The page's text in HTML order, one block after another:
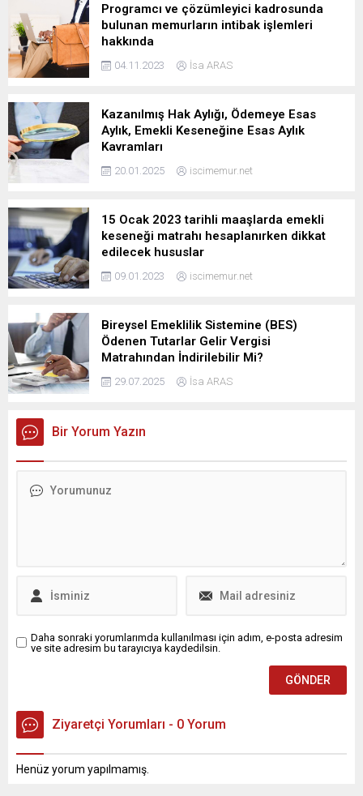
Programcı ve çözümleyici kadrosunda
bulunan memurların intibak işlemleri
hakkında
04.11.2023 İsa ARAS
Kazanılmış Hak Aylığı, Ödemeye Esas
Aylık, Emekli Keseneğine Esas Aylık
Kavramları
20.01.2025 iscimemur.net
15 Ocak 2023 tarihli maaşlarda emekli
keseneği matrahı hesaplanırken dikkat
edilecek hususlar
09.01.2023 iscimemur.net
Bireysel Emeklilik Sistemine (BES)
Ödenen Tutarlar Gelir Vergisi
Matrahından İndirilebilir Mi?
29.07.2025 İsa ARAS
Bir Yorum Yazın
Daha sonraki yorumlarımda kullanılması için adım, e-posta adresim
ve site adresim bu tarayıcıya kaydedilsin.
Ziyaretçi Yorumları - 0 Yorum
Henüz yorum yapılmamış.